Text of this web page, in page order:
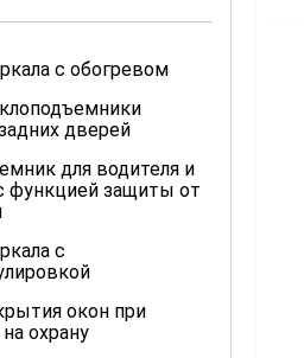
с обогревом
дверей
для водителя и
функцией защиты от
с
окон при
охрану